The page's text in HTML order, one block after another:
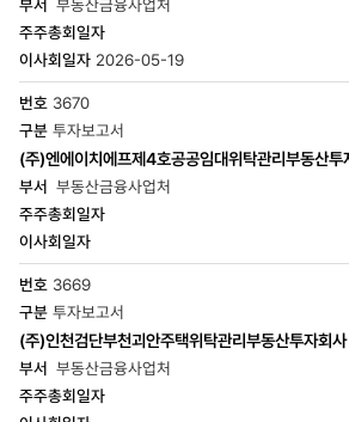
부동산금융사업처
2026-05-19
3670
투자보고서
(주)엔에이치에프제4호공공임대위탁관리부동산투
보고서부동산금융사업처
3669
투자보고서
(주)인천검단부천괴안주택위탁관리부동산투자회
부동산금융사업처